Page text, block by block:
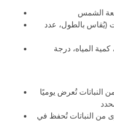
(يُقاس بالطول، عدد
كمية المياه، درجة
النباتات تُعرض يوميًا
من النباتات تُحفظ في